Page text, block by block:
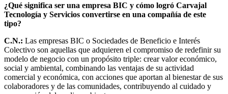
¿Qué significa ser una empresa BIC y cómo logró Carvajal
Tecnología y Servicios convertirse en una compañía de este
tipo?
C.N.: Las empresas BIC o Sociedades de Beneficio e Interés
Colectivo son aquellas que adquieren el compromiso de redefinir su
modelo de negocio con un propósito triple: crear valor económico,
social y ambiental, combinando las ventajas de su actividad
comercial y económica, con acciones que aportan al bienestar de sus
colaboradores y de las comunidades, contribuyendo al cuidado y